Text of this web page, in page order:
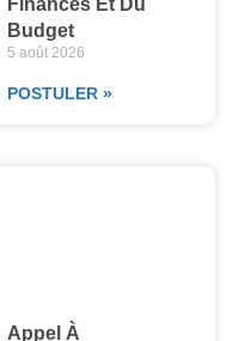
Budget
5 août 2026
POSTULER »
Appel À